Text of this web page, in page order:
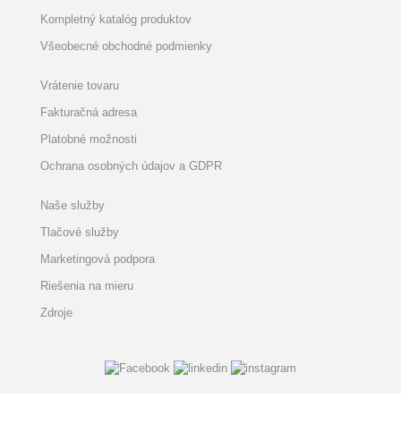
Kompletný katalóg produktov
Všeobecné obchodné podmienky
Vrátenie tovaru
Fakturačná adresa
Platobné možnosti
Ochrana osobných údajov a GDPR
Naše služby
Tlačové služby
Marketingová podpora
Riešenia na mieru
Zdroje